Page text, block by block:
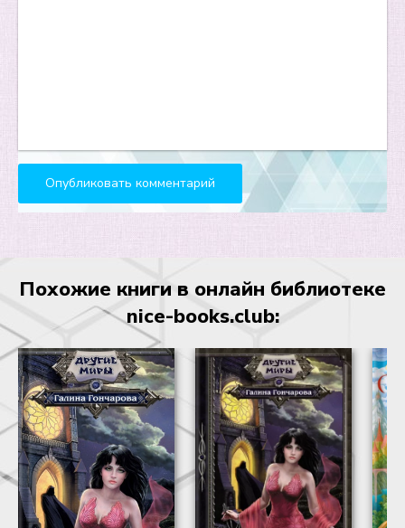
29
32
34
35
36
37
38
39
Похожие книги в онлайн библиотеке
nice-books.club: